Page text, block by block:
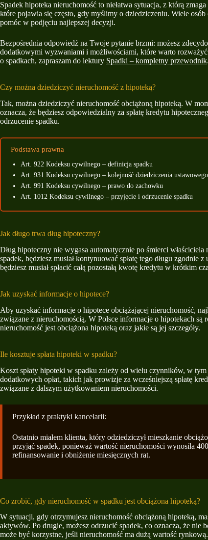
Spadek hipoteka nieruchomość to niełatwa sytuacja, z którą
które pojawia się często, gdy myślimy o dziedziczeniu. Wiele
pomóc w podjęciu najlepszej decyzji.
Bezpośrednia odpowiedź na Twoje pytanie brzmi: możesz
dodatkowymi wyzwaniami i możliwościami, które warto
o spadkach, zapraszam do lektury Spadki – kompletny przewodnik.
Czy można dziedziczyć nieruchomość z hipoteką?
Tak, można dziedziczyć nieruchomość obciążoną hipoteką. W
oznacza, że będziesz odpowiedzialny za spłatę kredytu
odrzucenie spadku.
Podstawa prawna
Art. 922 Kodeksu cywilnego – definicja spadku
Art. 931 Kodeksu cywilnego – kolejność dziedziczenia ustawowego
Art. 991 Kodeksu cywilnego – prawo do zachowku
Art. 1012 Kodeksu cywilnego – przyjęcie i odrzucenie spadku
Jak długo trwa dług hipoteczny?
Dług hipoteczny nie wygasa automatycznie po śmierci
spadek, będziesz musiał kontynuować spłatę tego długu
będziesz musiał spłacić całą pozostałą kwotę kredytu w krótkim
Jak uzyskać informacje o hipotece?
Aby uzyskać informacje o hipotece obciążającej nieruchomość,
związane z nieruchomością. W Polsce informacje o hipotekach
nieruchomość jest obciążona hipoteką oraz jakie są jej szczegóły.
Ile kosztuje spłata hipoteki w spadku?
Koszt spłaty hipoteki w spadku zależy od wielu czynników, w tym
dodatkowych opłat, takich jak prowizje za wcześniejszą spłatę
związane z dalszym użytkowaniem nieruchomości.
Przykład z praktyki kancelarii:
Ostatnio miałem klienta, który odziedziczył mieszkanie
przyjąć spadek, ponieważ wartość nieruchomości wynosiła
refinansowanie i obniżenie miesięcznych rat.
Co zrobić, gdy nieruchomość w spadku jest obciążona hipoteką?
W sytuacji, gdy otrzymujesz nieruchomość obciążoną hipoteką,
aktywów. Po drugie, możesz odrzucić spadek, co oznacza, że nie
może być korzystne, jeśli nieruchomość ma dużą wartość rynkową.